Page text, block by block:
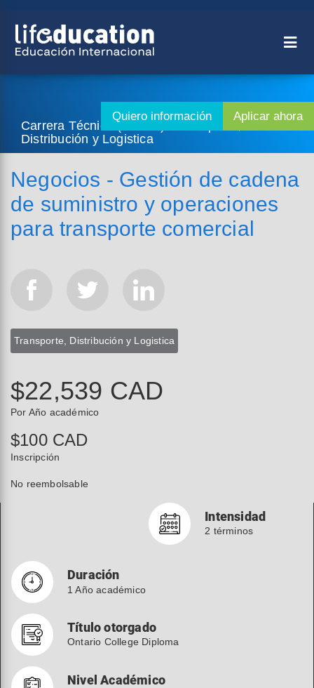
Carrera Técnica (2 años) - Transporte,
Distribución y Logistica
Negocios - Gestión de cadena
de suministro y operaciones
para transporte comercial
Transporte, Distribución y Logistica
$22,539 CAD
Por Año académico
$100 CAD
Inscripción
No reembolsable
Duración
1 Año académico
Intensidad
2 términos
Título otorgado
Ontario College Diploma
Nivel Académico